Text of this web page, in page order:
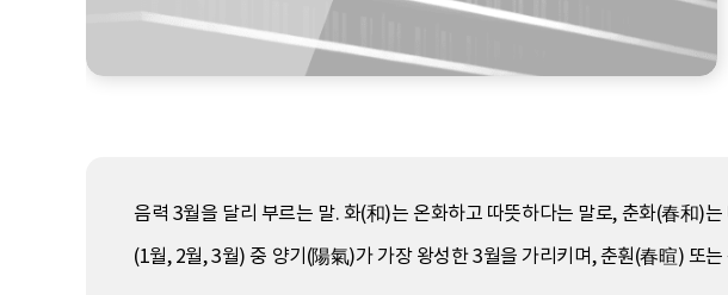
음력 3월을 달리 부르는 말. 화(和)는 온화하고 따뜻하다는 말로, 춘화(春和)
(1월, 2월, 3월) 중 양기(陽氣)가 가장 왕성한 3월을 가리키며, 춘훤(春暄) 또